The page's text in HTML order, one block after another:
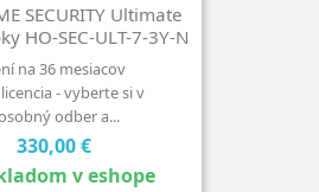
SECURITY Ultimate
HO-SEC-ULT-7-3Y-N
na 36 mesiacov
- vyberte si v
odber a...
Cena
330,00 €
v eshope